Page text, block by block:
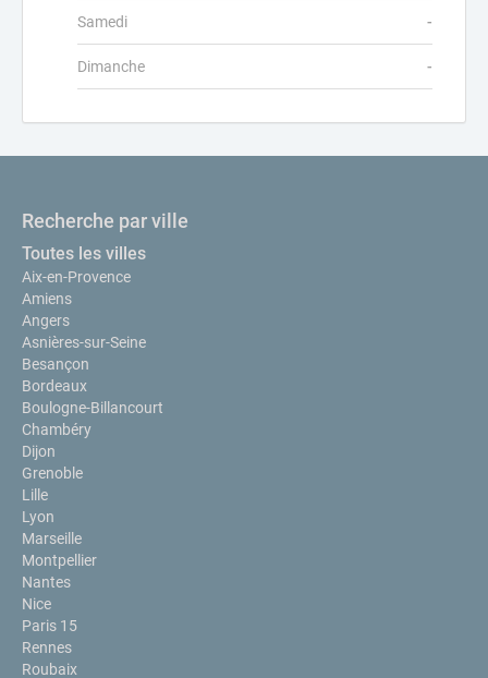
Samedi -
Dimanche -
Recherche par ville
Toutes les villes
Aix-en-Provence
Amiens
Angers
Asnières-sur-Seine
Besançon
Bordeaux
Boulogne-Billancourt
Chambéry
Dijon
Grenoble
Lille
Lyon
Marseille
Montpellier
Nantes
Nice
Paris 15
Rennes
Roubaix